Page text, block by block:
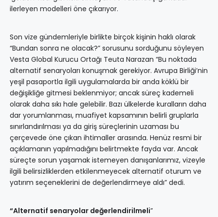
ilerleyen modelleri öne çıkarıyor.
Son vize gündemleriyle birlikte birçok kişinin haklı olarak
“Bundan sonra ne olacak?” sorusunu sorduğunu söyleyen
Vesta Global Kurucu Ortağı Teuta Narazan “Bu noktada
alternatif senaryoları konuşmak gerekiyor. Avrupa Birliği’nin
yeşil pasaportla ilgili uygulamalarda bir anda köklü bir
değişikliğe gitmesi beklenmiyor; ancak süreç kademeli
olarak daha sıkı hale gelebilir. Bazı ülkelerde kuralların daha
dar yorumlanması, muafiyet kapsamının belirli gruplarla
sınırlandırılması ya da giriş süreçlerinin uzaması bu
çerçevede öne çıkan ihtimaller arasında. Henüz resmi bir
açıklamanın yapılmadığını belirtmekte fayda var. Ancak
süreçte sorun yaşamak istemeyen danışanlarımız, vizeyle
ilgili belirsizliklerden etkilenmeyecek alternatif oturum ve
yatırım seçeneklerini de değerlendirmeye aldı” dedi.
“Alternatif senaryolar değerlendirilmeli”